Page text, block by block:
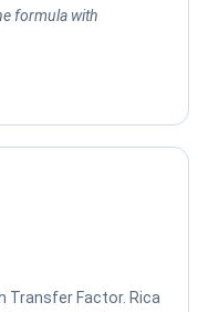
formula with
Transfer Factor. Rica